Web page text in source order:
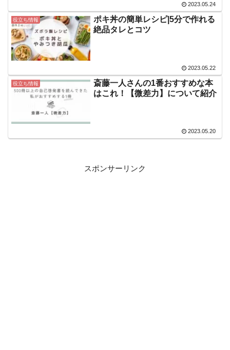
2023.05.24
役立ち情報
ポキ丼の簡単レシピ|5分で作れる
絶品タレとコツ
2023.05.22
役立ち情報
斎藤一人さんの1番おすすめな本
はこれ！【微差力】について紹介
2023.05.20
スポンサーリンク